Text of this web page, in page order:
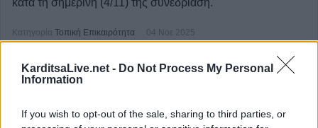
KarditsaLive.net - Do Not Process My Personal
Information
If you wish to opt-out of the sale, sharing to third parties, or
κατά τη σημερινή (4/11) της συνεδρίαση.
Κατηγορία Τοπική Επικαιρότητα 04 Νοε 2025